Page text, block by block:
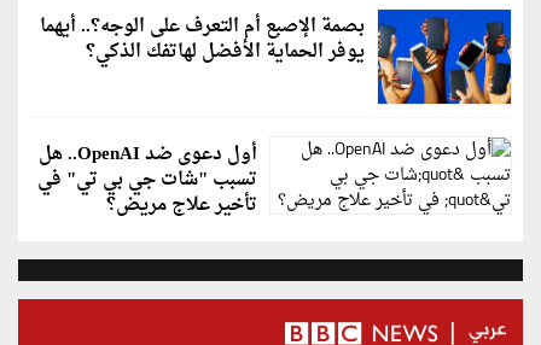
بصمة الإصبع أم التعرف على الوجه؟.. أيهما
يوفر الحماية الأفضل لهاتفك الذكي؟
أول دعوى ضد OpenAI.. هل
تسبب "شات جي بي تي" في
تأخير علاج مريض؟